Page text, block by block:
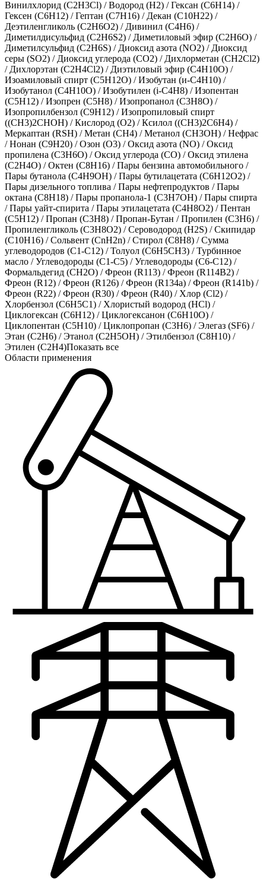
Винилхлорид (C2H3Cl) /Водород (H2) /Гексан (C6H14) /
Гексен (C6H12) /Гептан (C7H16) / Декан (C10H22) /
Деэтиленгликоль (C2H6O2) / Дивинил (С4Н6) /
Диметилдисульфид (C2H6S2) / Диметиловый эфир (C2H6O) /
Диметилсульфид (C2H6S) / Диоксид азота (NO2) / Диоксид
серы (SO2) / Диоксид углерода (CO2) / Дихлорметан (CH2Cl2)
/ Дихлорэтан (C2H4Cl2) / Диэтиловый эфир (С4Н10О) /
Изоамиловый спирт (C5H12O) /Изобутан (и-C4H10) /
Изобутанол (C4H10O) /Изобутилен (i-С4Н8) /Изопентан
(C5H12) /Изопрен (С5Н8) /Изопропанол (C3H8O) /
Изопропилбензол (C9H12) /Изопропиловый спирт
((CH3)2CHOH) /Кислород (O2) /Ксилол ((СН3)2С6Н4) /
Меркаптан (RSH) /Метан (CH4) /Метанол (CH3OH) /Нефрас
/Нонан (C9H20) /Озон (O3) /Оксид азота (NO) /Оксид
пропилена (C3H6O) /Оксид углерода (CO) /Оксид этилена
(C2H4O) /Октен (С8Н16) /Пары бензина автомобильного /
Пары бутанола (C4H9OH) /Пары бутилацетата (C6H12O2) /
Пары дизельного топлива /Пары нефтепродуктов /Пары
октана (C8H18) /Пары пропанола-1 (C3H7OH) /Пары спирта
/Пары уайт-спирита /Пары этилацетата (C4H8O2) /Пентан
(C5H12) /Пропан (C3H8) /Пропан-Бутан /Пропилен (C3H6) /
Пропиленгликоль (С3H8O2) /Сероводород (H2S) /Скипидар
(С10Н16) /Сольвент (СnН2n) /Стирол (С8Н8) /Сумма
углеводородов (С1-С12) /Толуол (C6H5CH3) /Турбинное
масло /Углеводороды (С1-С5) /Углеводороды (С6-С12) /
Формальдегид (CH2O) /Фреон (R113) /Фреон (R114В2) /
Фреон (R12) /Фреон (R126) /Фреон (R134а) /Фреон (R141b) /
Фреон (R22) /Фреон (R30) /Фреон (R40) / Хлор (Cl2) /
Хлорбензол (С6Н5С1) / Хлористый водород (HCl) /
Циклогексан (C6H12) /Циклогексанон (C6H10O) /
Циклопентан (C5H10) /Циклопропан (С3Н6) /Элегаз (SF6) /
Этан (C2H6) /Этанол (C2H5OH) /Этилбензол (C8H10) /
Этилен (C2H4)Показать все
Области применения